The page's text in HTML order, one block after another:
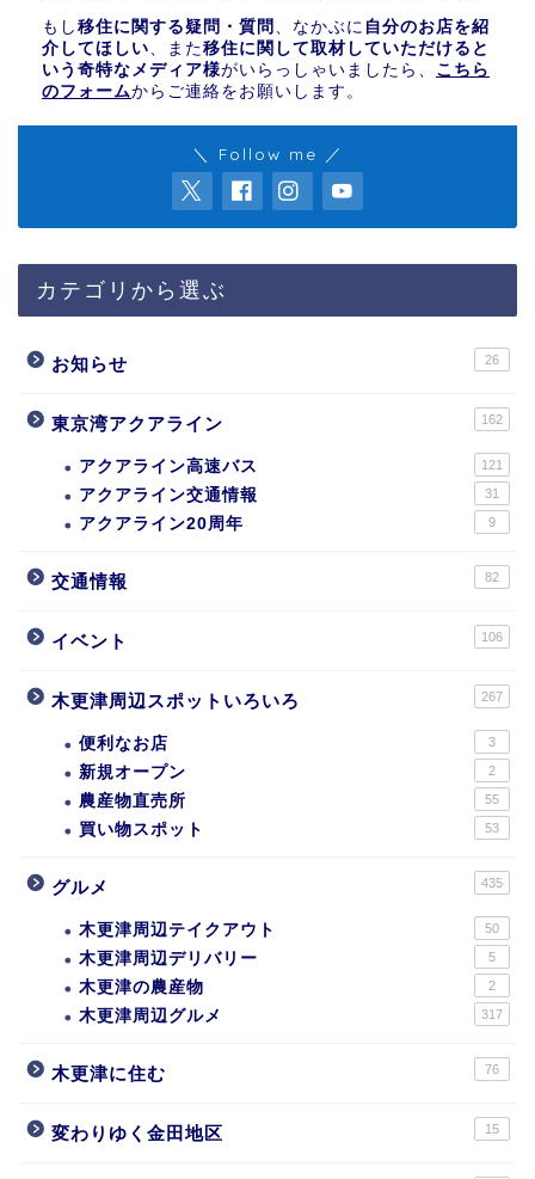
もし 移住に関する疑問・質問 、なかぶに 自分のお店を紹
介してほしい 、また移住に関して取材していただけると
いう奇特なメディア様がいらっしゃいましたら、 こちら
のフォームからご連絡をお願いします。
＼ Follow me ／
カテゴリから選ぶ
お知らせ 26
東京湾アクアライン 162
アクアライン高速バス 121
アクアライン交通情報 31
アクアライン20周年 9
交通情報 82
イベント 106
木更津周辺スポットいろいろ 267
便利なお店 3
新規オープン 2
農産物直売所 55
買い物スポット 53
グルメ 435
木更津周辺テイクアウト 50
木更津周辺デリバリー 5
木更津の農産物 2
木更津周辺グルメ 317
木更津に住む 76
変わりゆく金田地区 15